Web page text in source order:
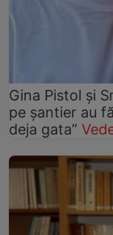
Gina Pistol și
pe șantier au
deja gata”